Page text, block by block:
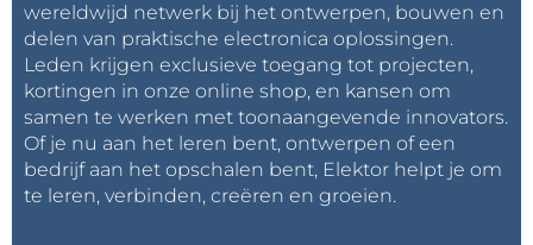
wereldwijd netwerk bij het ontwerpen, bouwen en
delen van praktische electronica oplossingen.
Leden krijgen exclusieve toegang tot projecten,
kortingen in onze online shop, en kansen om
samen te werken met toonaangevende innovators.
Of je nu aan het leren bent, ontwerpen of een
bedrijf aan het opschalen bent, Elektor helpt je om
te leren, verbinden, creëren en groeien.